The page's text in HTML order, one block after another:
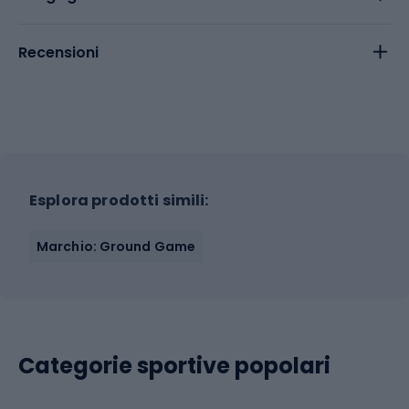
Recensioni
Esplora prodotti simili:
Marchio: Ground Game
Categorie sportive popolari